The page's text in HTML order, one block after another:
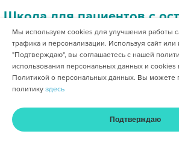
Школа для пациентов с
17 апреля 2025 Отдел по связям с
Главная Услуги и цены
Мы используем cookies для улучшения работы
трафика и персонализации. Используя сайт или
"Подтверждаю", вы соглашаетесь с нашей
использования персональных данных и cookies
Политикой о персональных данных. Вы можете
политику здесь
Подтверждаю